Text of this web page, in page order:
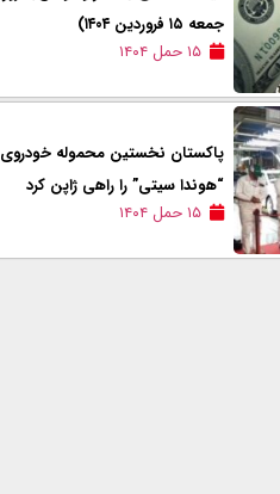
جمعه ۱۵ فروردین ۱۴۰۴)
۱۵ حمل ۱۴۰۴
پاکستان نخستین محموله خودروی
“هوندا سیتی” را راهی ژاپن کرد
۱۵ حمل ۱۴۰۴